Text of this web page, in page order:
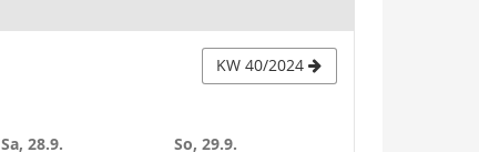
KW 40/2024
Sa, 28.9. So, 29.9.